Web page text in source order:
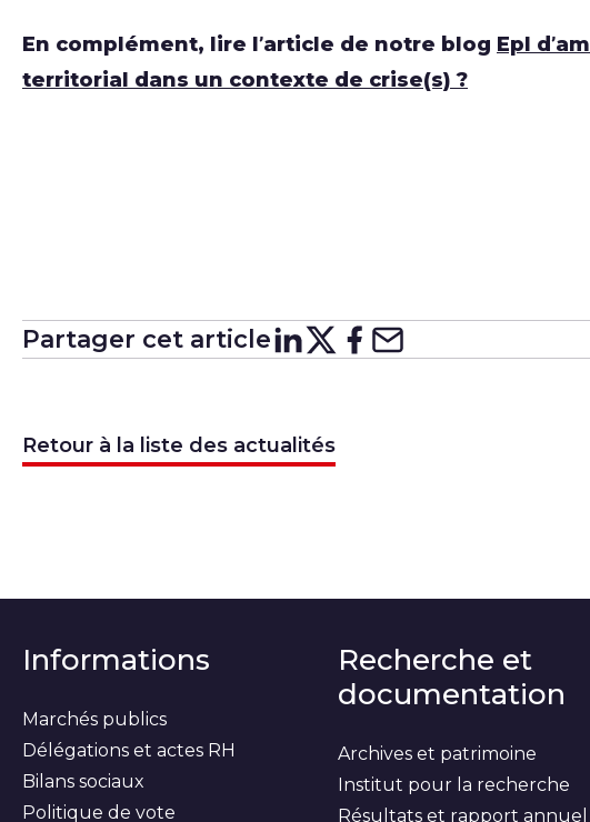
En complément, lire l’article de notre blog Epl
territorial dans un contexte de crise(s) ?
Partager cet article Partager sur
Partager surX
Partager sur
Partager
Retour à la liste des actualités
Informations
Marchés publics
Délégations et actes RH
Bilans sociaux
Politique de vote
Recherche et
documentation
Archives et patrimoine
Institut pour la recherche
Résultats et rapport